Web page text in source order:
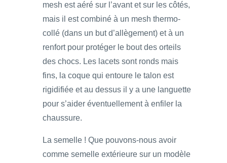
mesh est aéré sur l’avant et sur les côtés,
mais il est combiné à un mesh thermo-
collé (dans un but d’allègement) et à un
renfort pour protéger le bout des orteils
des chocs. Les lacets sont ronds mais
fins, la coque qui entoure le talon est
rigidifiée et au dessus il y a une languette
pour s’aider éventuellement à enfiler la
chaussure.
La semelle ! Que pouvons-nous avoir
comme semelle extérieure sur un modèle